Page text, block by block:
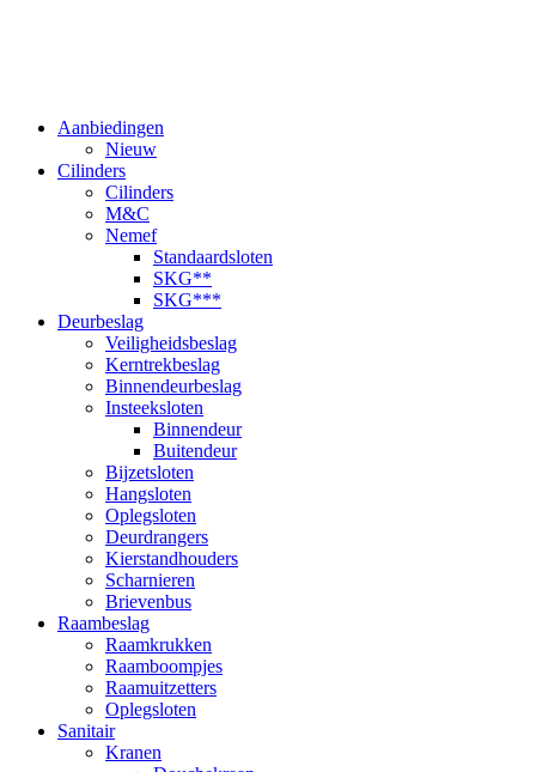
Aanbiedingen
Nieuw
Cilinders
Cilinders
M&C
Nemef
Standaardsloten
SKG**
SKG***
Deurbeslag
Veiligheidsbeslag
Kerntrekbeslag
Binnendeurbeslag
Insteeksloten
Binnendeur
Buitendeur
Bijzetsloten
Hangsloten
Oplegsloten
Deurdrangers
Kierstandhouders
Scharnieren
Brievenbus
Raambeslag
Raamkrukken
Raamboompjes
Raamuitzetters
Oplegsloten
Sanitair
Kranen